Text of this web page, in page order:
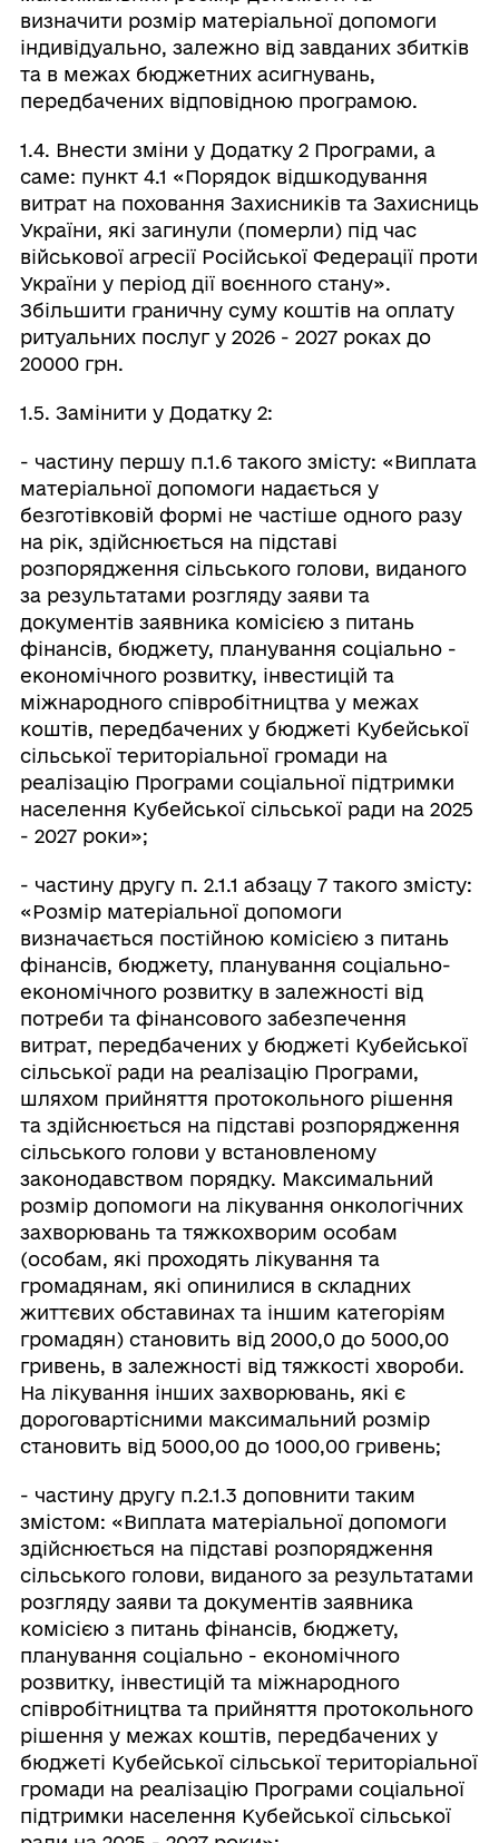
визначити розмір матеріальної допомоги
індивідуально, залежно від завданих збитків
та в межах бюджетних асигнувань,
передбачених відповідною програмою.
1.4. Внести зміни у Додатку 2 Програми, а
саме: пункт 4.1 «Порядок відшкодування
витрат на поховання Захисників та Захисниць
України, які загинули (померли) під час
військової агресії Російської Федерації проти
України у період дії воєнного стану».
Збільшити граничну суму коштів на оплату
ритуальних послуг у 2026 - 2027 роках до
20000 грн.
1.5. Замінити у Додатку 2:
- частину першу п.1.6 такого змісту: «Виплата
матеріальної допомоги надається у
безготівковій формі не частіше одного разу
на рік, здійснюється на підставі
розпорядження сільського голови, виданого
за результатами розгляду заяви та
документів заявника комісією з питань
фінансів, бюджету, планування соціально -
економічного розвитку, інвестицій та
міжнародного співробітництва у межах
коштів, передбачених у бюджеті Кубейської
сільської територіальної громади на
реалізацію Програми соціальної підтримки
населення Кубейської сільської ради на 2025
- 2027 роки»;
- частину другу п. 2.1.1 абзацу 7 такого змісту:
«Розмір матеріальної допомоги
визначається постійною комісією з питань
фінансів, бюджету, планування соціально-
економічного розвитку в залежності від
потреби та фінансового забезпечення
витрат, передбачених у бюджеті Кубейської
сільської ради на реалізацію Програми,
шляхом прийняття протокольного рішення
та здійснюється на підставі розпорядження
сільського голови у встановленому
законодавством порядку. Максимальний
розмір допомоги на лікування онкологічних
захворювань та тяжкохворим особам
(особам, які проходять лікування та
громадянам, які опинилися в складних
життєвих обставинах та іншим категоріям
громадян) становить від 2000,0 до 5000,00
гривень, в залежності від тяжкості хвороби.
На лікування інших захворювань, які є
дороговартісними максимальний розмір
становить від 5000,00 до 1000,00 гривень;
- частину другу п.2.1.3 доповнити таким
змістом: «Виплата матеріальної допомоги
здійснюється на підставі розпорядження
сільського голови, виданого за результатами
розгляду заяви та документів заявника
комісією з питань фінансів, бюджету,
планування соціально - економічного
розвитку, інвестицій та міжнародного
співробітництва та прийняття протокольного
рішення у межах коштів, передбачених у
бюджеті Кубейської сільської територіальної
громади на реалізацію Програми соціальної
підтримки населення Кубейської сільської